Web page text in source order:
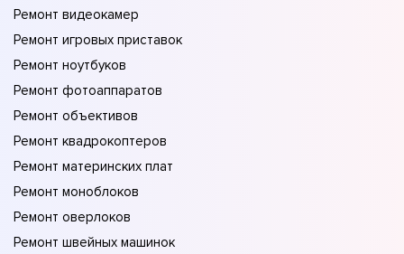
Ремонт видеокамер
Ремонт игровых приставок
Ремонт ноутбуков
Ремонт фотоаппаратов
Ремонт объективов
Ремонт квадрокоптеров
Ремонт материнских плат
Ремонт моноблоков
Ремонт оверлоков
Ремонт швейных машинок